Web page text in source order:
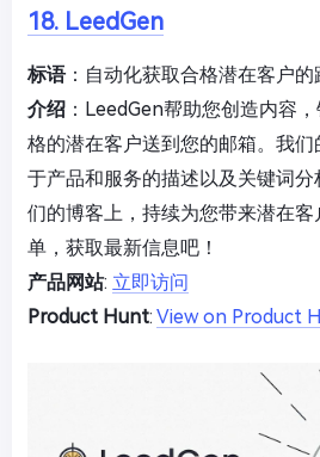
18. LeedGen
标语：自动化获取合格潜在客户的
介绍 ：LeedGen帮助您创造内容
格的潜在客户送到您的邮箱。我
于产品和服务的描述以及关键词
们的博客上，持续为您带来潜在
单，获取最新信息吧！
产品网站: 立即访问
Product Hunt: View on Product